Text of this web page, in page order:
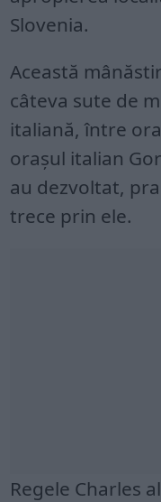
Slovenia.
Această
câteva sute de
italiană, între
orașul italian
au dezvoltat,
trece prin ele.
Regele Charles